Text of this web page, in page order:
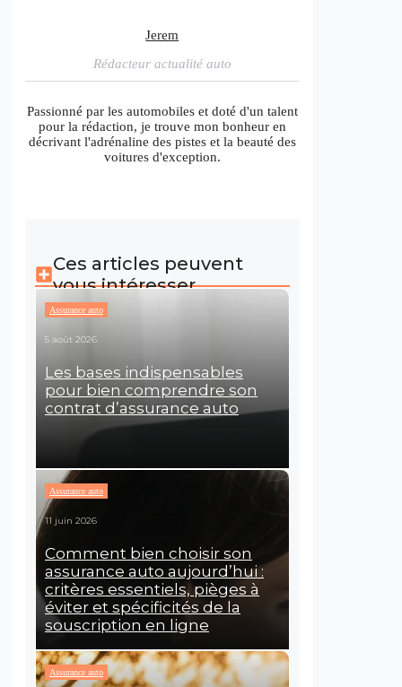
Jerem
Rédacteur actualité auto
Passionné par les automobiles et doté d'un talent
pour la rédaction, je trouve mon bonheur en
décrivant l'adrénaline des pistes et la beauté des
voitures d'exception.
Ces articles peuvent
vous intéresser
Assurance auto
5 août 2026
Les bases indispensables
pour bien comprendre son
contrat d’assurance auto
Assurance auto
11 juin 2026
Comment bien choisir son
assurance auto aujourd’hui :
critères essentiels, pièges à
éviter et spécificités de la
souscription en ligne
Assurance auto